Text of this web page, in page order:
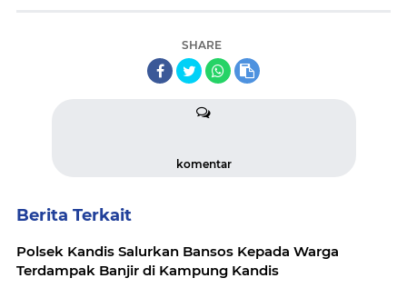
SHARE
komentar
Berita Terkait
Polsek Kandis Salurkan Bansos Kepada Warga
Terdampak Banjir di Kampung Kandis